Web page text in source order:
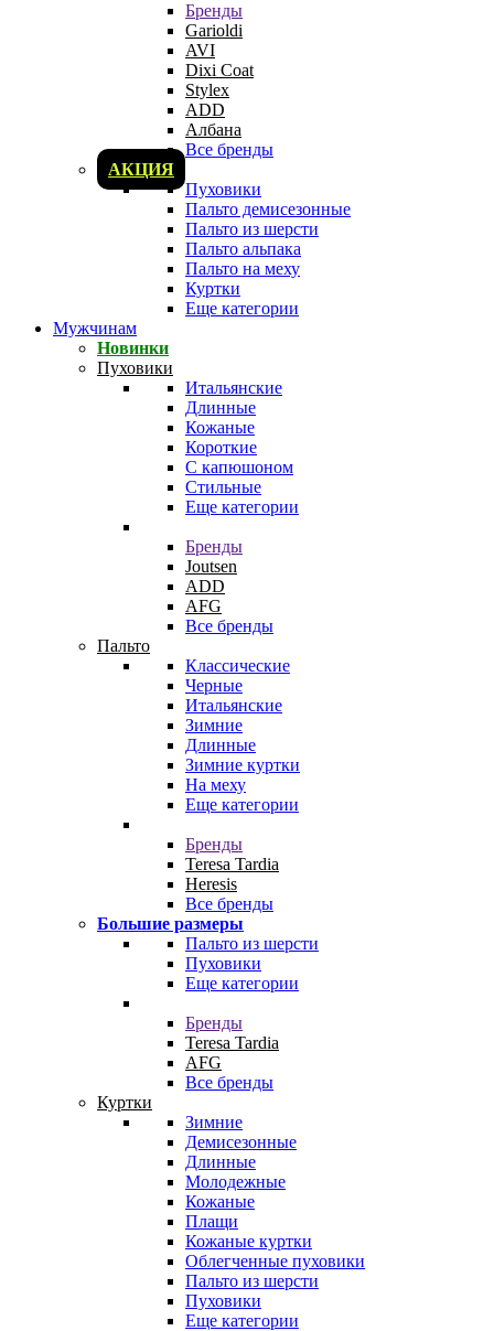
Бренды
Garioldi
AVI
Dixi Coat
Stylex
ADD
Албана
Все бренды
АКЦИЯ
Пуховики
Пальто демисезонные
Пальто из шерсти
Пальто альпака
Пальто на меху
Куртки
Еще категории
Мужчинам
Новинки
Пуховики
Итальянские
Длинные
Кожаные
Короткие
С капюшоном
Стильные
Еще категории
Бренды
Joutsen
ADD
AFG
Все бренды
Пальто
Классические
Черные
Итальянские
Зимние
Длинные
Зимние куртки
На меху
Еще категории
Бренды
Teresa Tardia
Heresis
Все бренды
Большие размеры
Пальто из шерсти
Пуховики
Еще категории
Бренды
Teresa Tardia
AFG
Все бренды
Куртки
Зимние
Демисезонные
Длинные
Молодежные
Кожаные
Плащи
Кожаные куртки
Облегченные пуховики
Пальто из шерсти
Пуховики
Еще категории